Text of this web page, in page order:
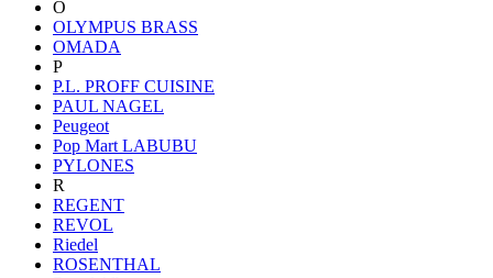
O
OLYMPUS BRASS
OMADA
P
P.L. PROFF CUISINE
PAUL NAGEL
Peugeot
Pop Mart LABUBU
PYLONES
R
REGENT
REVOL
Riedel
ROSENTHAL